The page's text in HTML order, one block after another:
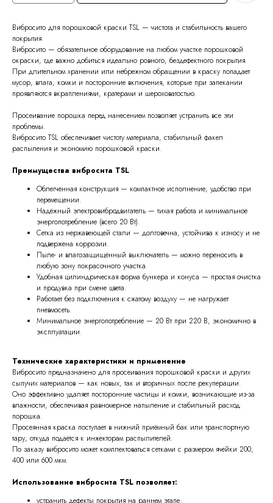
Вибросито для порошковой краски TSL — чистота и стабильность вашего
покрытия
Вибросито — обязательное оборудование на любом участке порошковой
окраски, где важно добиться идеально ровного, бездефектного покрытия.
При длительном хранении или небрежном обращении в краску попадает
мусор, влага, комки и посторонние включения, которые при запекании
проявляются вкраплениями, кратерами и шероховатостью.
Просеивание порошка перед нанесением позволяет устранить все эти
проблемы.
Вибросито TSL обеспечивает чистоту материала, стабильный факел
распыления и экономию порошковой краски.
Преимущества вибросита TSL
Облегчённая конструкция — компактное исполнение, удобство при
перемещении.
Надёжный электровибродвигатель — тихая работа и минимальное
энергопотребление (всего 20 Вт).
Сетка из нержавеющей стали — долговечна, устойчива к износу и не
подвержена коррозии.
Пыле- и влагозащищённый выключатель — можно переносить в
любую зону покрасочного участка.
Удобная цилиндрическая форма бункера и конуса — простая очистка
и продувка при смене цвета.
Работает без подключения к сжатому воздуху — не нагружает
пневмосеть.
Минимальное энергопотребление — 20 Вт при 220 В, экономично в
эксплуатации.
Технические характеристики и применение
Вибросито предназначено для просеивания порошковой краски и других
сыпучих материалов — как новых, так и вторичных после рекуперации.
Оно эффективно удаляет посторонние частицы и комки, возникающие из-за
влажности, обеспечивая равномерное напыление и стабильный расход
порошка.
Просеянная краска поступает в нижний приёмный бак или транспортную
тару, откуда подаётся к инжекторам распылителей.
По заказу вибросито может комплектоваться сетками с размером ячейки 200,
400 или 600 мкм.
Использование вибросита TSL позволяет:
устранить дефекты покрытия на раннем этапе;